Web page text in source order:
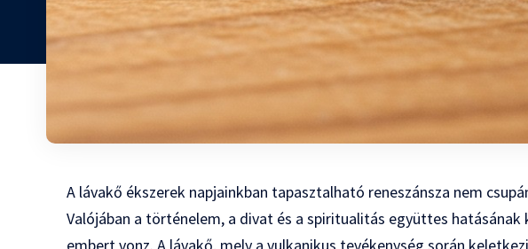
A lávakő ékszerek napjainkban tapasztalható reneszánsza nem
Valójában a történelem, a divat és a spiritualitás együttes